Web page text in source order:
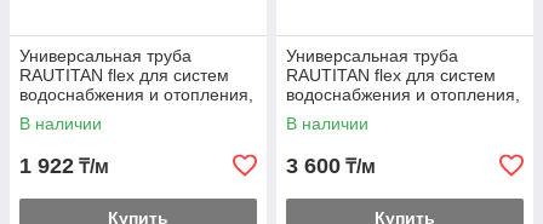
Универсальная труба
RAUTITAN flex для систем
водоснабжения и отопления,
в бухтах
В наличии
1 922 ₸/м
Купить
Универсальная труба
RAUTITAN flex для систем
водоснабжения и отопления,
отрезки 6 м
В наличии
3 600 ₸/м
Купить